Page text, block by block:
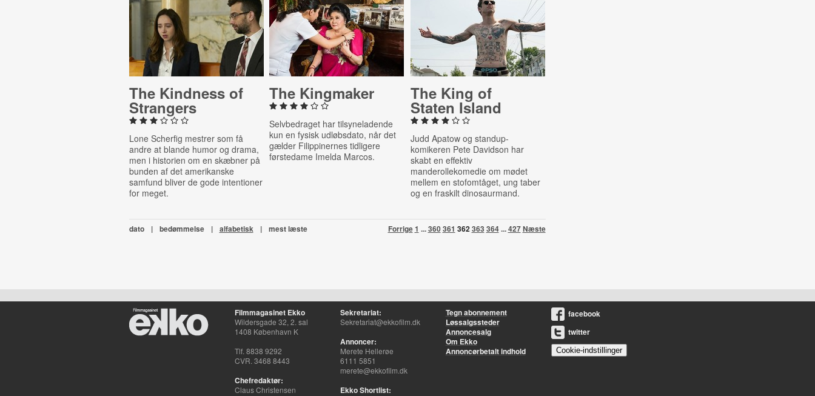
The Kindness of
Strangers
Lone Scherfig mestrer som få
andre at blande humor og drama,
men i historien om en skæbner på
bunden af det amerikanske
samfund bliver de gode intentioner
for meget.
The Kingmaker
Selvbedraget har tilsyneladende
kun en fysisk udløbsdato, når det
gælder Filippinernes tidligere
førstedame Imelda Marcos.
The King of
Staten Island
Judd Apatow og standup-
komikeren Pete Davidson har
skabt en effektiv
manderollekomedie om mødet
mellem en stofomtåget, ung taber
og en fraskilt dinosaurmand.
Forrige1 ...360361 362363 364...427Næste
dato | bedømmelse | alfabetisk | mest læste
Filmmagasinet Ekko
Wildersgade 32, 2. sal
1408 København K
Tlf. 8838 9292
CVR. 3468 8443
Chefredaktør:
Claus Christensen
Sekretariat:
Sekretariat@ekkofilm.dk
Annoncer:
Merete Hellerøe
6111 5851
merete@ekkofilm.dk
Ekko Shortlist:
Tegn abonnement
Løssalgssteder
Annoncesalg
Om Ekko
Annoncørbetalt indhold
facebook
twitter
Cookie-indstillinger